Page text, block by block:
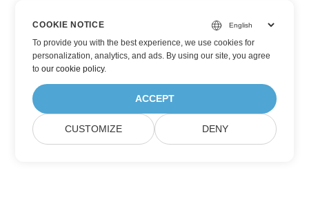
COOKIE NOTICE
To provide you with the best experience, we use cookies for
personalization, analytics, and ads. By using our site, you agree
toour cookie policy.
ACCEPT
CUSTOMIZE DENY